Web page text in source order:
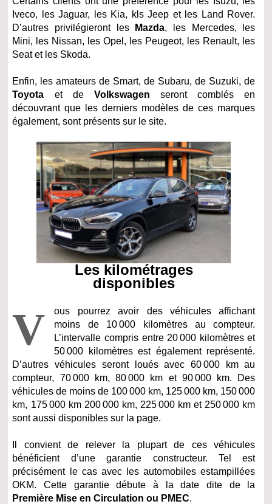
Iveco, les Jaguar, les Kia, kls Jeep et les Land Rover.
D’autres privilégieront les
Mazda, les Mercedes, les
Mini, les Nissan, les Opel, les Peugeot, les Renault, les
Seat et les Skoda.
Enfin, les amateurs de Smart, de Subaru, de Suzuki, de
Toyota et de Volkswagen seront comblés en
découvrant que les derniers modèles de ces marques
également, sont présents sur le site.
Les kilométrages
disponibles
V
ous pourrez avoir des véhicules affichant
moins de 10 000 kilomètres au compteur.
L’intervalle compris entre 20 000 kilomètres et
50 000 kilomètres est également représenté.
D’autres véhicules seront loués avec 60 000 km au
compteur, 70 000 km, 80 000 km et 90 000 km. Des
véhicules de moins de 100 000 km, 125 000 km, 150 000
km, 175 000 km 200 000 km, 225 000 km et 250 000 km
sont aussi disponibles sur la page.
Il convient de relever la plupart de ces véhicules
bénéficient d’une garantie constructeur. Tel est
précisément le cas avec les automobiles estampillées
OKM. Cette garantie débute à la date dite de la
Première Mise en Circulation ou PMEC.